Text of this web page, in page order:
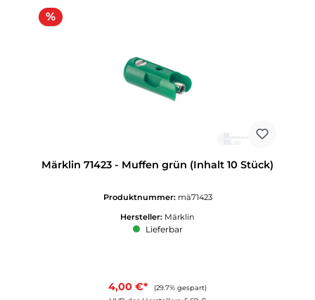
%Rabatt
Märklin 71423 - Muffen grün (Inhalt 10 Stück)
Produktnummer: mä71423
Hersteller: Märklin
Lieferbar
4,00 €* (29.7% gespart)